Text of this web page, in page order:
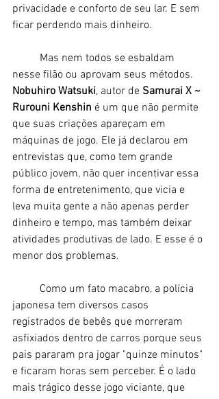
privacidade e conforto de seu lar. E sem
ficar perdendo mais dinheiro.
nesse filão ou aprovam seus métodos.
Nobuhiro Watsuki, autor de Samurai X ~
Rurouni Kenshin é um que não permite
que suas criações apareçam em
máquinas de jogo. Ele já declarou em
entrevistas que, como tem grande
público jovem, não quer incentivar essa
forma de entretenimento, que vicia e
leva muita gente a não apenas perder
dinheiro e tempo, mas também deixar
atividades produtivas de lado. E esse é o
menor dos problemas.
japonesa tem diversos casos
registrados de bebês que morreram
asfixiados dentro de carros porque seus
pais pararam pra jogar "quinze minutos"
e ficaram horas sem perceber. É o lado
mais trágico desse jogo viciante, que